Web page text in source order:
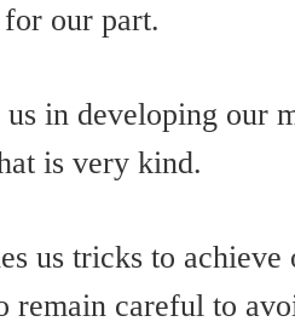
our part.
us in developing our
is very kind.
us tricks to achieve
remain careful to